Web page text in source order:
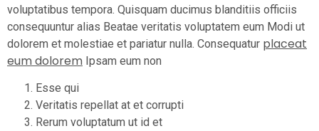
voluptatibus tempora. Quisquam ducimus blanditiis officiis
consequuntur alias Beatae veritatis voluptatem eum Modi ut
dolorem et molestiae et pariatur nulla. Consequatur placeat
eum dolorem Ipsam eum non
Esse qui
Veritatis repellat at et corrupti
Rerum voluptatum ut id et